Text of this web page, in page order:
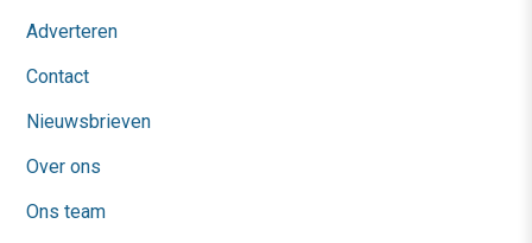
Adverteren
Contact
Nieuwsbrieven
Over ons
Ons team